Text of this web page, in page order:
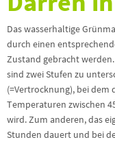
Das wasserhaltige
durch einen
Zustand gebracht
sind zwei Stufen zu
(=Vertrocknung), bei dem
Temperaturen zwischen
wird. Zum anderen, das
Stunden dauert und bei